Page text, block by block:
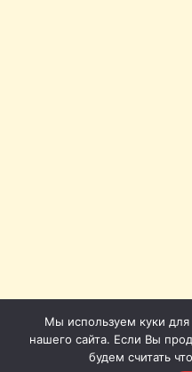
Мы используем куки
нашего сайта. Если Вы
будем считать